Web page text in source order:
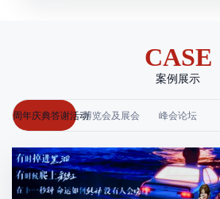
CASE
案例展示
周年庆典答谢活动博览会及展会 峰会论坛